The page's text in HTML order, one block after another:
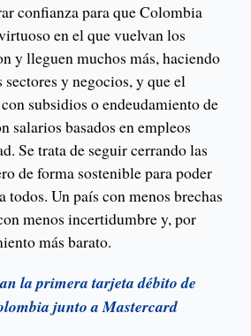
confianza para que Colombia
en el que vuelvan los
y lleguen muchos más, haciendo
sectores y negocios, y que el
subsidios o endeudamiento de
salarios basados en empleos
Se trata de seguir cerrando las
de forma sostenible para poder
todos. Un país con menos brechas
menos incertidumbre y, por
más barato.
la primera tarjeta débito de
junto a Mastercard